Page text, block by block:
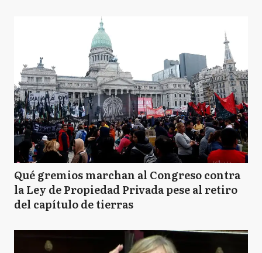
Qué gremios marchan al Congreso contra
la Ley de Propiedad Privada pese al retiro
del capítulo de tierras